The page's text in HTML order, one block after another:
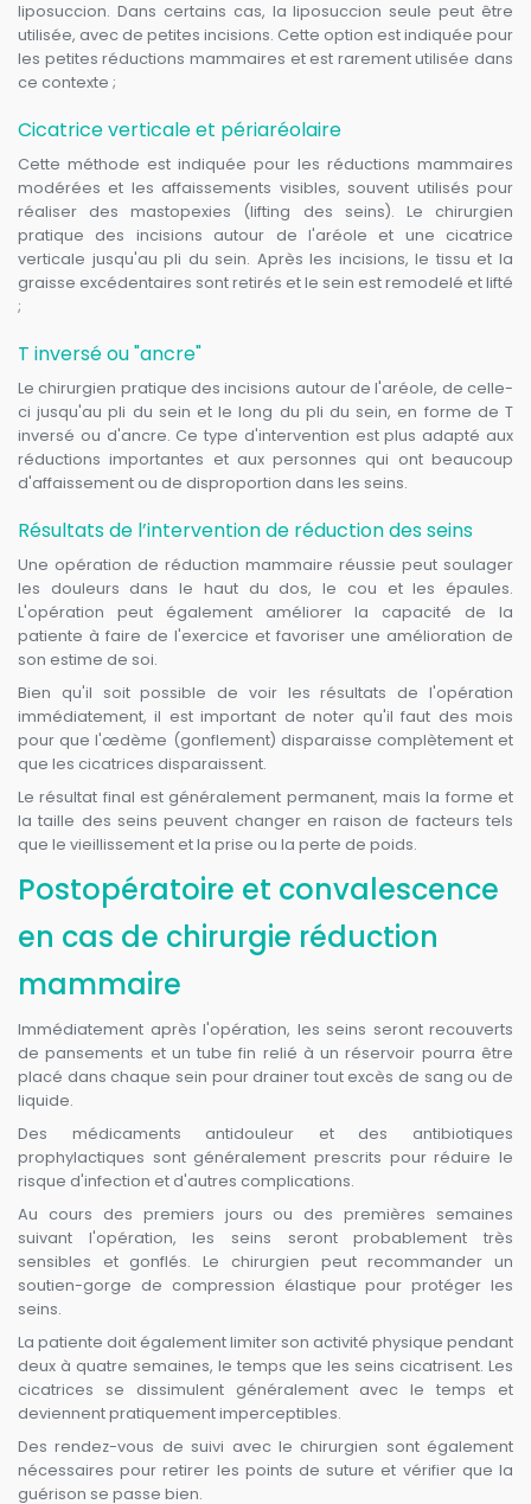
liposuccion. Dans certains cas, la liposuccion seule peut être
utilisée, avec de petites incisions. Cette option est indiquée pour
les petites réductions mammaires et est rarement utilisée dans
ce contexte ;
Cicatrice verticale et périaréolaire
Cette méthode est indiquée pour les réductions mammaires
modérées et les affaissements visibles, souvent utilisés pour
réaliser des mastopexies (lifting des seins). Le chirurgien
pratique des incisions autour de l'aréole et une cicatrice
verticale jusqu'au pli du sein. Après les incisions, le tissu et la
graisse excédentaires sont retirés et le sein est remodelé et lifté
;
T inversé ou "ancre"
Le chirurgien pratique des incisions autour de l'aréole, de celle-
ci jusqu'au pli du sein et le long du pli du sein, en forme de T
inversé ou d'ancre. Ce type d'intervention est plus adapté aux
réductions importantes et aux personnes qui ont beaucoup
d'affaissement ou de disproportion dans les seins.
Résultats de l’intervention de réduction des seins
Une opération de réduction mammaire réussie peut soulager
les douleurs dans le haut du dos, le cou et les épaules.
L'opération peut également améliorer la capacité de la
patiente à faire de l'exercice et favoriser une amélioration de
son estime de soi.
Bien qu'il soit possible de voir les résultats de l'opération
immédiatement, il est important de noter qu'il faut des mois
pour que l'œdème (gonflement) disparaisse complètement et
que les cicatrices disparaissent.
Le résultat final est généralement permanent, mais la forme et
la taille des seins peuvent changer en raison de facteurs tels
que le vieillissement et la prise ou la perte de poids.
Postopératoire et convalescence
en cas de chirurgie réduction
mammaire
Immédiatement après l'opération, les seins seront recouverts
de pansements et un tube fin relié à un réservoir pourra être
placé dans chaque sein pour drainer tout excès de sang ou de
liquide.
Des médicaments antidouleur et des antibiotiques
prophylactiques sont généralement prescrits pour réduire le
risque d'infection et d'autres complications.
Au cours des premiers jours ou des premières semaines
suivant l'opération, les seins seront probablement très
sensibles et gonflés. Le chirurgien peut recommander un
soutien-gorge de compression élastique pour protéger les
seins.
La patiente doit également limiter son activité physique pendant
deux à quatre semaines, le temps que les seins cicatrisent. Les
cicatrices se dissimulent généralement avec le temps et
deviennent pratiquement imperceptibles.
Des rendez-vous de suivi avec le chirurgien sont également
nécessaires pour retirer les points de suture et vérifier que la
guérison se passe bien.